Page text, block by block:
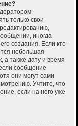
только свои
иногда
создания. Если кто-
небольшая
а также дату и время
сообщение
они могут сами
Учтите, что
если на него уже